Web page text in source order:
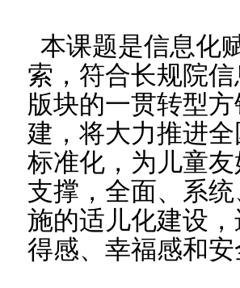
本课题是信息化
索，符合长规院
版块的一贯转型
建，将大力推进
标准化，为儿童
支撑，全面、系
施的适儿化建设
得感、幸福感和